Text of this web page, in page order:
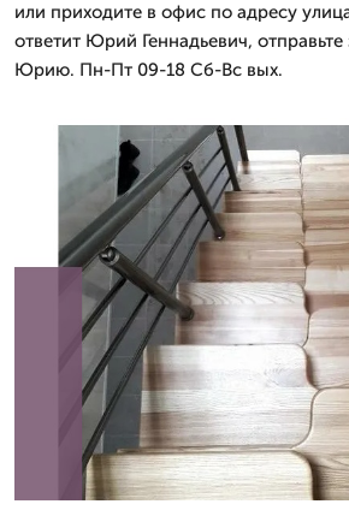
или приходите в офис по адресу
ответит Юрий Геннадьевич, отправьте
Юрию. Пн-Пт 09-18 Сб-Вс вых.